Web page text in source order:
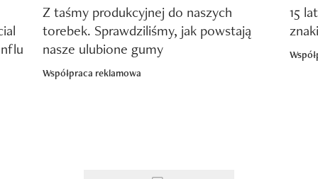
Z taśmy produkcyjnej do naszych
torebek. Sprawdziliśmy, jak powstają
nasze ulubione gumy
Współpraca reklamowa
15